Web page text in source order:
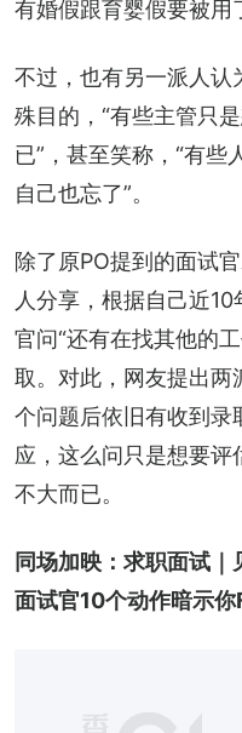
有婚假跟育婴假要被用
不过，也有另一派人认
殊目的，“有些主管只
已”，甚至笑称，“有些
自己也忘了”。
除了原PO提到的面试
人分享，根据自己近
官问“还有在找其他的
取。对此，网友提出两
个问题后依旧有收到录
应，这么问只是想要评
不大而已。
同场加映： 求职面试｜
面试官10个动作暗示你